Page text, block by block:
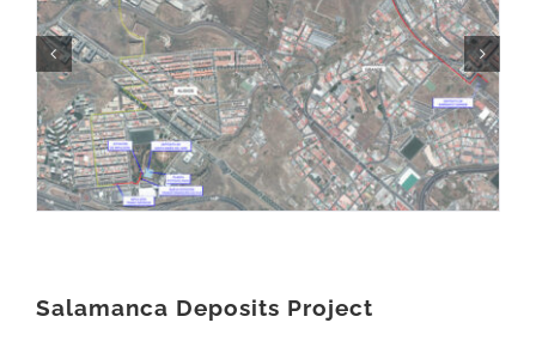
Salamanca Deposits Project